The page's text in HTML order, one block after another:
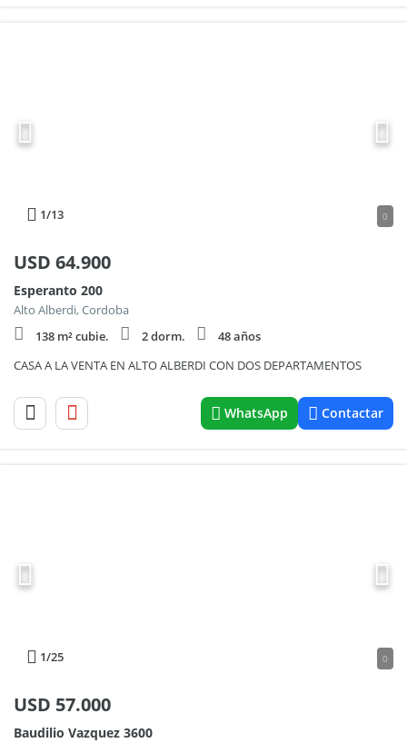
1/13 0
USD 64.900
Esperanto 200
Alto Alberdi, Cordoba
138 m² cubie.
2 dorm.
48 años
CASA A LA VENTA EN ALTO ALBERDI CON DOS DEPARTAMENTOS
WhatsApp Contactar
1/25 0
USD 57.000
Baudilio Vazquez 3600